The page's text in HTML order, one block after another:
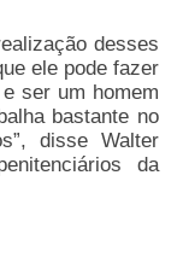
desses
ele pode fazer
ser um homem
bastante no
disse Walter
da